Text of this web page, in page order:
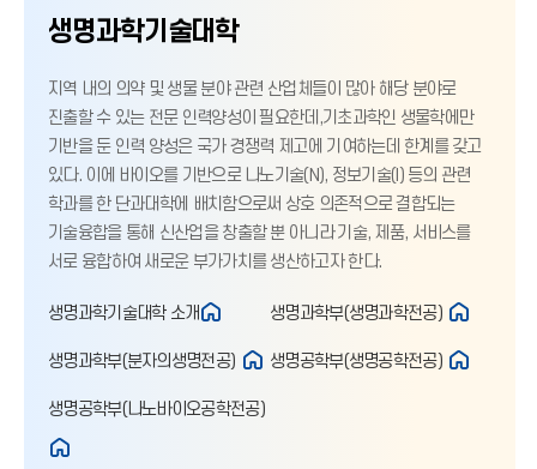
생명과학기술대학
지역 내의 의약 및 생물 분야 관련 산업체들이 많아 해당 분야로
진출할 수 있는 전문 인력양성이 필요한데,기초과학인 생물학에만
기반을 둔 인력 양성은 국가 경쟁력 제고에 기여하는데 한계를 갖고
있다. 이에 바이오를 기반으로 나노기술(N), 정보기술(I) 등의 관련
학과를 한 단과대학에 배치함으로써 상호 의존적으로 결합되는
기술융합을 통해 신산업을 창출할 뿐 아니라 기술, 제품, 서비스를
서로 융합하여 새로운 부가가치를 생산하고자 한다.
생명과학기술대학 소개 생명과학부(생명과학전공)
생명과학부(분자의생명전공) 생명공학부(생명공학전공)
생명공학부(나노바이오공학전공)